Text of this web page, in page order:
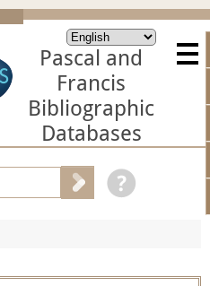
Pascal and
Francis
Bibliographic
Databases